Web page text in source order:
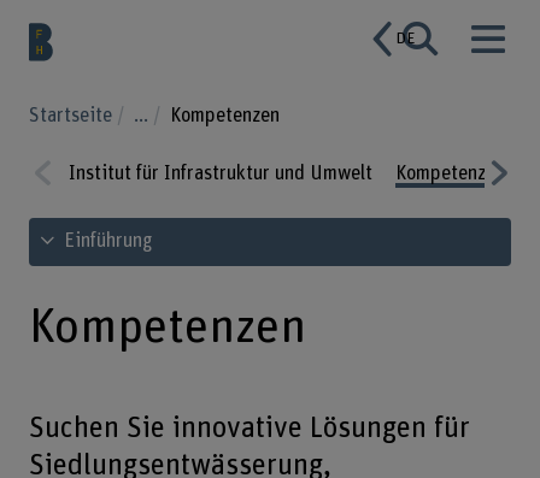
DE
Startseite ... Kompetenzen
Prev
ious
Institut für Infrastruktur und Umwelt Kompetenzen
Nex
t
Inhaltsverzeichnis ansehen
Einführung
Kompetenzen
Suchen Sie innovative Lösungen für
Siedlungsentwässerung,